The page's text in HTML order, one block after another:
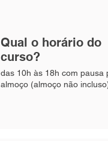
Qual o horário do
curso?
das 10h às 18h com pausa
almoço (almoço não